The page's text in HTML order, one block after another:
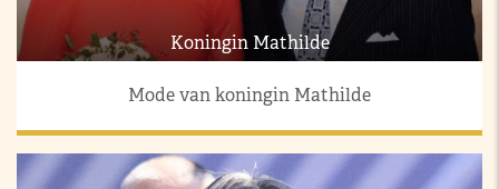
Koningin Mathilde
Mode van koningin Mathilde